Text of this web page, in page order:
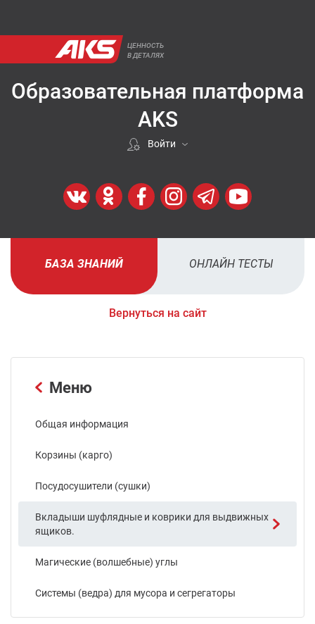
ЦЕННОСТЬ
В ДЕТАЛЯХ
Образовательная платформа
AKS
Войти
ВОЙТИ
Регистрация
ЗАРЕГИСТРИРОВАТЬСЯ
Вернуться на сайт
БАЗА ЗНАНИЙ ОНЛАЙН ТЕСТЫ
Меню
Общая информация
Корзины (карго)
Посудосушители (сушки)
Вкладыши шуфлядные и коврики для выдвижных
ящиков.
Магические (волшебные) углы
Системы (ведра) для мусора и сегрегаторы